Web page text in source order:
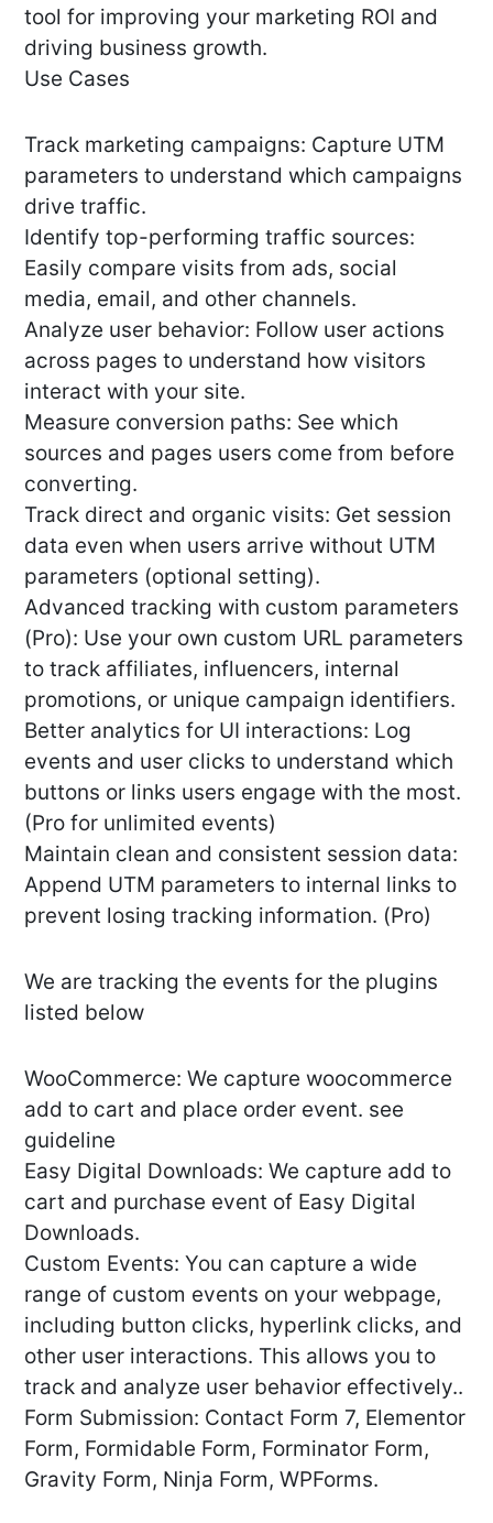
tool for improving your marketing ROI and
driving business growth.
Use Cases
Track marketing campaigns: Capture UTM
parameters to understand which campaigns
drive traffic.
Identify top-performing traffic sources:
Easily compare visits from ads, social
media, email, and other channels.
Analyze user behavior: Follow user actions
across pages to understand how visitors
interact with your site.
Measure conversion paths: See which
sources and pages users come from before
converting.
Track direct and organic visits: Get session
data even when users arrive without UTM
parameters (optional setting).
Advanced tracking with custom parameters
(Pro): Use your own custom URL parameters
to track affiliates, influencers, internal
promotions, or unique campaign identifiers.
Better analytics for UI interactions: Log
events and user clicks to understand which
buttons or links users engage with the most.
(Pro for unlimited events)
Maintain clean and consistent session data:
Append UTM parameters to internal links to
prevent losing tracking information. (Pro)
We are tracking the events for the plugins
listed below
WooCommerce: We capture woocommerce
add to cart and place order event. see
guideline
Easy Digital Downloads: We capture add to
cart and purchase event of Easy Digital
Downloads.
Custom Events: You can capture a wide
range of custom events on your webpage,
including button clicks, hyperlink clicks, and
other user interactions. This allows you to
track and analyze user behavior effectively..
Form Submission: Contact Form 7, Elementor
Form, Formidable Form, Forminator Form,
Gravity Form, Ninja Form, WPForms.